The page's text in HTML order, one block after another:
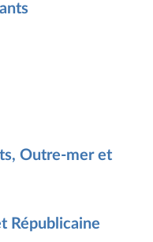
Outre-mer et
Républicaine